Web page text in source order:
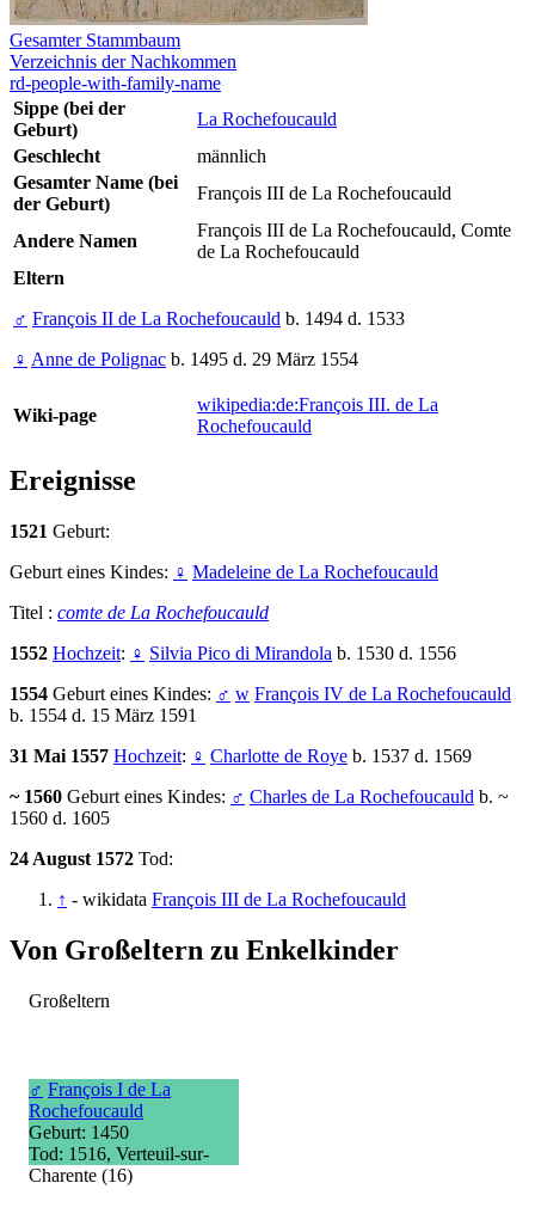
Gesamter Stammbaum
Verzeichnis der Nachkommen
rd-people-with-family-name
Sippe (bei der
Geburt)
La Rochefoucauld
Geschlecht
männlich
Gesamter Name (bei
der Geburt)
François III de La Rochefoucauld
Andere Namen
François III de La Rochefoucauld, Comte
de La Rochefoucauld
Eltern
♂ François II de La Rochefoucauld b. 1494 d. 1533
♀ Anne de Polignac b. 1495 d. 29 März 1554
Wiki-page
wikipedia:de:François III. de La
Rochefoucauld
Ereignisse
1521 Geburt:
Geburt eines Kindes: ♀ Madeleine de La Rochefoucauld
Titel : comte de La Rochefoucauld
1552 Hochzeit: ♀ Silvia Pico di Mirandola b. 1530 d. 1556
1554 Geburt eines Kindes: ♂ w François IV de La Rochefoucauld
b. 1554 d. 15 März 1591
31 Mai 1557 Hochzeit: ♀ Charlotte de Roye b. 1537 d. 1569
~ 1560 Geburt eines Kindes: ♂ Charles de La Rochefoucauld b. ~
1560 d. 1605
24 August 1572 Tod:
↑ - wikidata François III de La Rochefoucauld
Von Großeltern zu Enkelkinder
Großeltern
♂ François I de La
Rochefoucauld
Geburt: 1450
Tod: 1516, Verteuil-sur-
Charente (16)